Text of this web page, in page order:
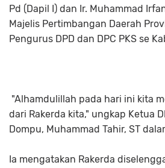
Pd (Dapil I) dan Ir. Muhammad
Majelis Pertimbangan Daerah
Pengurus DPD dan DPC PKS se
"Alhamdulillah pada hari ini kita
dari Rakerda kita," ungkap Ketua
Dompu, Muhammad Tahir, ST
Ia mengatakan Rakerda